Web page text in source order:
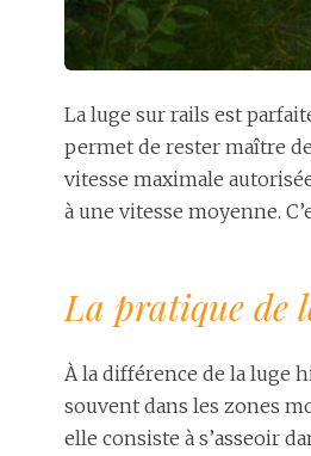
La luge sur rails est
permet de rester maître
vitesse maximale
à une vitesse moyenne.
La pratique de
À la différence de la luge
souvent dans les zones
elle consiste à s’asseoir